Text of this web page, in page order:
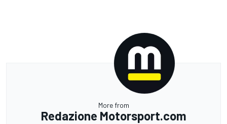
More from
Redazione Motorsport.com